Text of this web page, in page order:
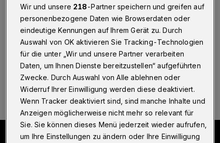
Wuppertal·Es bewegt sich einiges in der Stadt und in
der Region. Bei einigen Ereignissen ist die Wuppertaler
Rundschau mit der Videokamera dabei. Die Beiträge
gibt es in einer Übersicht.
13.06.2026 , 13:36 Uhr Eine Minute Lesezeit
Wir und unsere 218-Partner speichern und greifen auf
personenbezogene Daten wie Browserdaten oder
eindeutige Kennungen auf Ihrem Gerät zu. Durch
Auswahl von OK aktivieren Sie Tracking-Technologien
für die unter „Wir und unsere Partner verarbeiten
Daten, um Ihnen Dienste bereitzustellen“ aufgeführten
Zwecke. Durch Auswahl von Alle ablehnen oder
Widerruf Ihrer Einwilligung werden diese deaktiviert.
Wenn Tracker deaktiviert sind, sind manche Inhalte und
Anzeigen möglicherweise nicht mehr so relevant für
Sie. Sie können dieses Menü jederzeit wieder aufrufen,
um Ihre Einstellungen zu ändern oder Ihre Einwilligung